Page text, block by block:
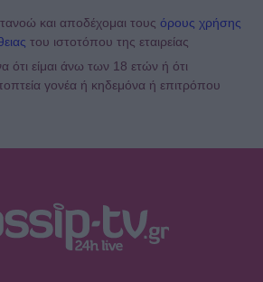
και αποδέχομαι τους όρους χρήσης
του ιστοτόπου της εταιρείας
είμαι άνω των 18 ετών ή ότι
γονέα ή κηδεμόνα ή επιτρόπου